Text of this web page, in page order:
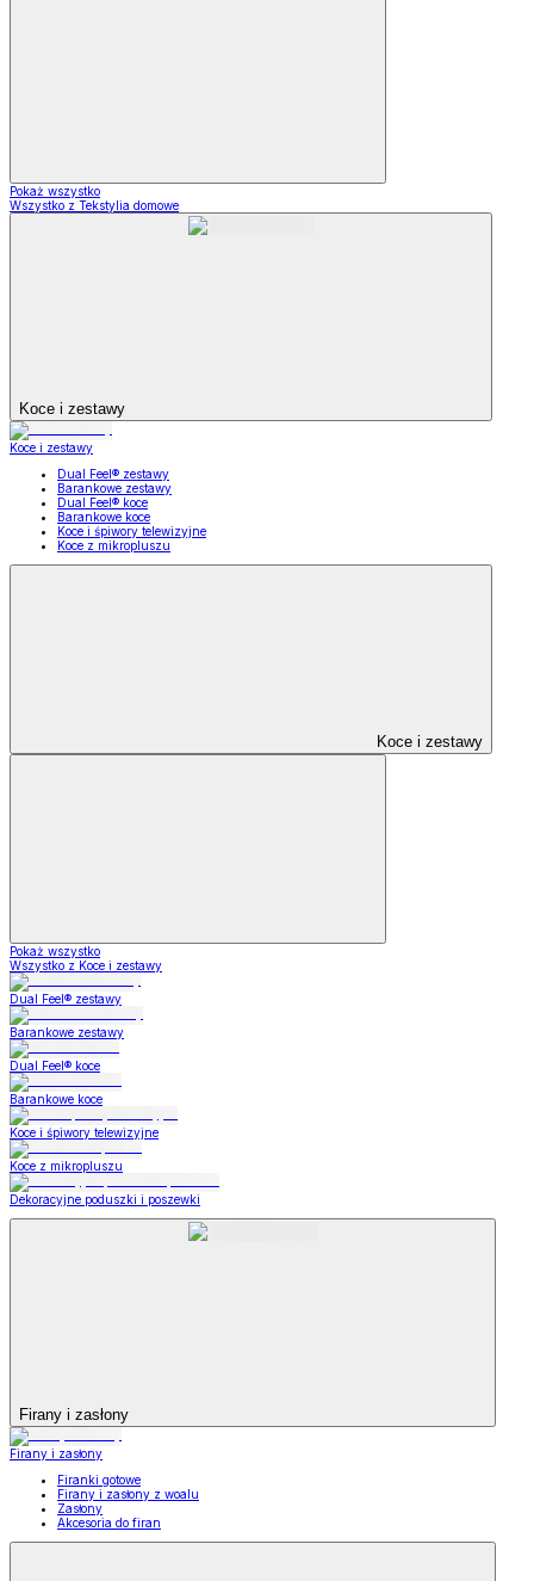
Pokaż wszystko
Wszystko z Tekstylia domowe
Koce i zestawy
Koce i zestawy
Dual Feel® zestawy
Barankowe zestawy
Dual Feel® koce
Barankowe koce
Koce i śpiwory telewizyjne
Koce z mikropluszu
Koce i zestawy
Pokaż wszystko
Wszystko z Koce i zestawy
Dual Feel® zestawy
Barankowe zestawy
Dual Feel® koce
Barankowe koce
Koce i śpiwory telewizyjne
Koce z mikropluszu
Dekoracyjne poduszki i poszewki
Firany i zasłony
Firany i zasłony
Firanki gotowe
Firany i zasłony z woalu
Zasłony
Akcesoria do firan